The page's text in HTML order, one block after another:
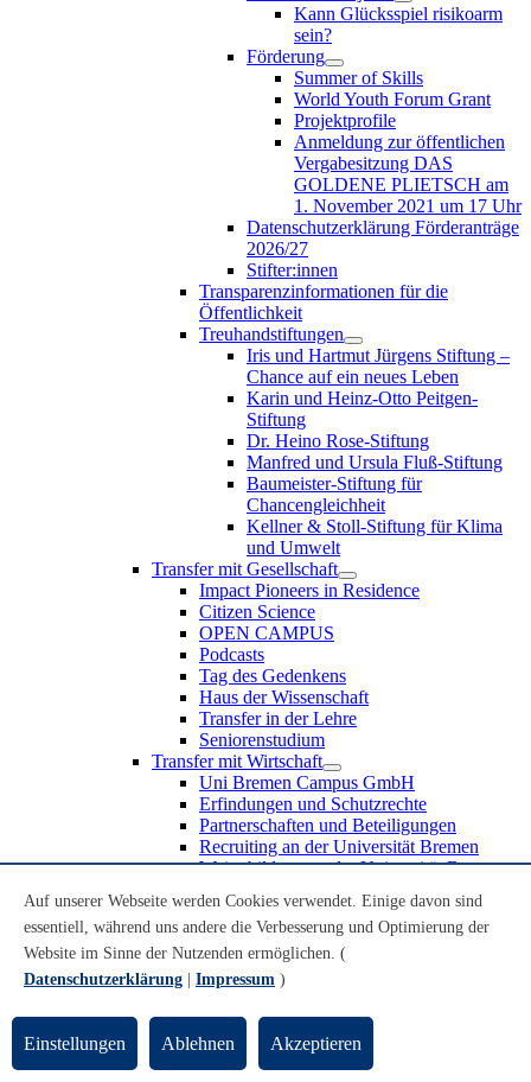
Kann Glücksspiel risikoarm
sein?
Förderung
Summer of Skills
World Youth Forum Grant
Projektprofile
Anmeldung zur öffentlichen
Vergabesitzung DAS
GOLDENE PLIETSCH am
1. November 2021 um 17 Uhr
Datenschutzerklärung Förderanträge
2026/27
Stifter:innen
Transparenzinformationen für die
Öffentlichkeit
Treuhandstiftungen
Iris und Hartmut Jürgens Stiftung –
Chance auf ein neues Leben
Karin und Heinz-Otto Peitgen-
Stiftung
Dr. Heino Rose-Stiftung
Manfred und Ursula Fluß-Stiftung
Baumeister-Stiftung für
Chancengleichheit
Kellner & Stoll-Stiftung für Klima
und Umwelt
Transfer mit Gesellschaft
Impact Pioneers in Residence
Citizen Science
OPEN CAMPUS
Podcasts
Tag des Gedenkens
Haus der Wissenschaft
Transfer in der Lehre
Seniorenstudium
Transfer mit Wirtschaft
Uni Bremen Campus GmbH
Erfindungen und Schutzrechte
Partnerschaften und Beteiligungen
Recruiting an der Universität Bremen
Weiterbildung an der Universität Bremen
Schülerinnen und Schüler
MINT-Schnupperstudium
Schulklassen
Lehrkräfte
UniTransfer - Servicestelle für Transferaktivitäten
Transfermagazin der Universität Bremen
Auf unserer Webseite werden Cookies verwendet. Einige davon sind
essentiell, während uns andere die Verbesserung und Optimierung der
Website im Sinne der Nutzenden ermöglichen. (
Datenschutzerklärung
Impressum )
Einstellungen Ablehnen Akzeptieren